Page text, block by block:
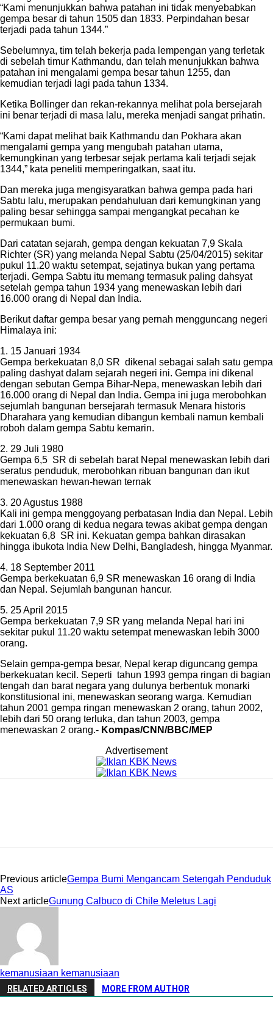
“Kami menunjukkan bahwa patahan ini tidak menyebabkan
gempa besar di tahun 1505 dan 1833. Perpindahan besar
terjadi pada tahun 1344.”
Sebelumnya, tim telah bekerja pada lempengan yang terletak
di sebelah timur Kathmandu, dan telah menunjukkan bahwa
patahan ini mengalami gempa besar tahun 1255, dan
kemudian terjadi lagi pada tahun 1334.
Ketika Bollinger dan rekan-rekannya melihat pola bersejarah
ini benar terjadi di masa lalu, mereka menjadi sangat prihatin.
“Kami dapat melihat baik Kathmandu dan Pokhara akan
mengalami gempa yang mengubah patahan utama,
kemungkinan yang terbesar sejak pertama kali terjadi sejak
1344,” kata peneliti memperingatkan, saat itu.
Dan mereka juga mengisyaratkan bahwa gempa pada hari
Sabtu lalu, merupakan pendahuluan dari kemungkinan yang
paling besar sehingga sampai mengangkat pecahan ke
permukaan bumi.
Dari catatan sejarah, gempa dengan kekuatan 7,9 Skala
Richter (SR) yang melanda Nepal Sabtu (25/04/2015) sekitar
pukul 11.20 waktu setempat, sejatinya bukan yang pertama
terjadi. Gempa Sabtu itu memang termasuk paling dahsyat
setelah gempa tahun 1934 yang menewaskan lebih dari
16.000 orang di Nepal dan India.
Berikut daftar gempa besar yang pernah mengguncang negeri
Himalaya ini:
1. 15 Januari 1934
Gempa berkekuatan 8,0 SR dikenal sebagai salah satu gempa
paling dashyat dalam sejarah negeri ini. Gempa ini dikenal
dengan sebutan Gempa Bihar-Nepa, menewaskan lebih dari
16.000 orang di Nepal dan India. Gempa ini juga merobohkan
sejumlah bangunan bersejarah termasuk Menara historis
Dharahara yang kemudian dibangun kembali namun kembali
roboh dalam gempa Sabtu kemarin.
2. 29 Juli 1980
Gempa 6,5 SR di sebelah barat Nepal menewaskan lebih dari
seratus penduduk, merobohkan ribuan bangunan dan ikut
menewaskan hewan-hewan ternak
3. 20 Agustus 1988
Kali ini gempa menggoyang perbatasan India dan Nepal. Lebih
dari 1.000 orang di kedua negara tewas akibat gempa dengan
kekuatan 6,8 SR ini. Kekuatan gempa bahkan dirasakan
hingga ibukota India New Delhi, Bangladesh, hingga Myanmar.
4. 18 September 2011
Gempa berkekuatan 6,9 SR menewaskan 16 orang di India
dan Nepal. Sejumlah bangunan hancur.
5. 25 April 2015
Gempa berkekuatan 7,9 SR yang melanda Nepal hari ini
sekitar pukul 11.20 waktu setempat menewaskan lebih 3000
orang.
Selain gempa-gempa besar, Nepal kerap diguncang gempa
berkekuatan kecil. Seperti tahun 1993 gempa ringan di bagian
tengah dan barat negara yang dulunya berbentuk monarki
konstitusional ini, menewaskan seorang warga. Kemudian
tahun 2001 gempa ringan menewaskan 2 orang, tahun 2002,
lebih dari 50 orang terluka, dan tahun 2003, gempa
menewaskan 2 orang.- Kompas/CNN/BBC/MEP
Advertisement
Previous articleGempa Bumi Mengancam Setengah Penduduk
AS
Next articleGunung Calbuco di Chile Meletus Lagi
kemanusiaan kemanusiaan
RELATED ARTICLES MORE FROM AUTHOR